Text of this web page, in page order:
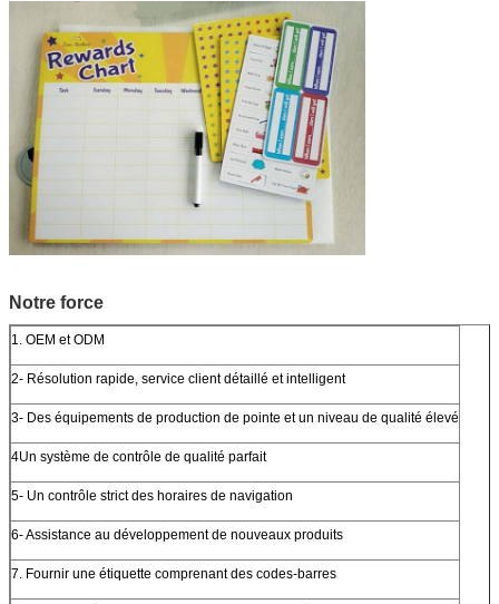
Notre force
1. OEM et ODM
2- Résolution rapide, service client détaillé et intelligent
3- Des équipements de production de pointe et un niveau de qualité élevé
4Un système de contrôle de qualité parfait
5- Un contrôle strict des horaires de navigation
6- Assistance au développement de nouveaux produits
7. Fournir une étiquette comprenant des codes-barres